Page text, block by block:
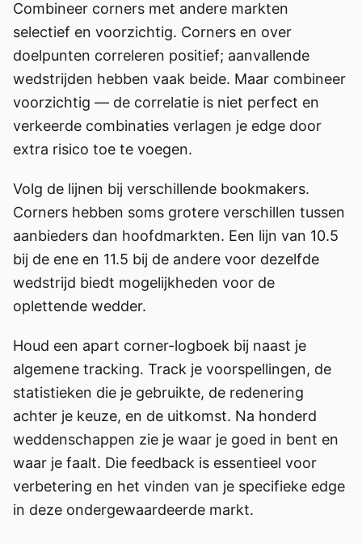
Combineer corners met andere markten
selectief en voorzichtig. Corners en over
doelpunten correleren positief; aanvallende
wedstrijden hebben vaak beide. Maar combineer
voorzichtig — de correlatie is niet perfect en
verkeerde combinaties verlagen je edge door
extra risico toe te voegen.
Volg de lijnen bij verschillende bookmakers.
Corners hebben soms grotere verschillen tussen
aanbieders dan hoofdmarkten. Een lijn van 10.5
bij de ene en 11.5 bij de andere voor dezelfde
wedstrijd biedt mogelijkheden voor de
oplettende wedder.
Houd een apart corner-logboek bij naast je
algemene tracking. Track je voorspellingen, de
statistieken die je gebruikte, de redenering
achter je keuze, en de uitkomst. Na honderd
weddenschappen zie je waar je goed in bent en
waar je faalt. Die feedback is essentieel voor
verbetering en het vinden van je specifieke edge
in deze ondergewaardeerde markt.